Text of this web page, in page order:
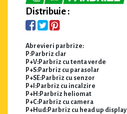
Distribuie :
Abrevieri parbrize:
P:Parbriz clar
P+V:Parbriz cu tenta verde
P+S:Parbriz cu parasolar
P+SE:Parbriz cu senzor
P+I:Parbriz cu incalzire
P+H:Parbriz heliomat
P+C:Parbriz cu camera
P+Hud:Parbriz cu head up display